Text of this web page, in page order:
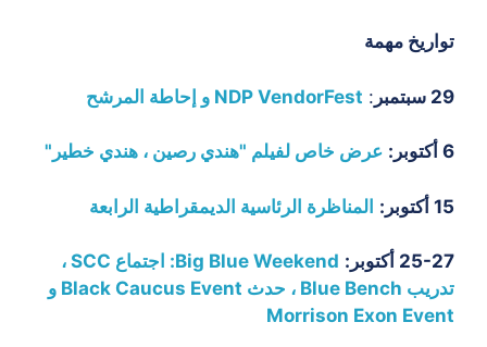
مهمة
:NDP VendorFest و إحاطة المرشح
عرض خاص لفيلم "هندي رصين ، هندي خطير"
المناظرة الرئاسية الديمقراطية الرابعة
Big Blue Weekend: اجتماع SCC ،
تدريب Blue Bench ، حدث Black Caucus Event و
Morrison Exon